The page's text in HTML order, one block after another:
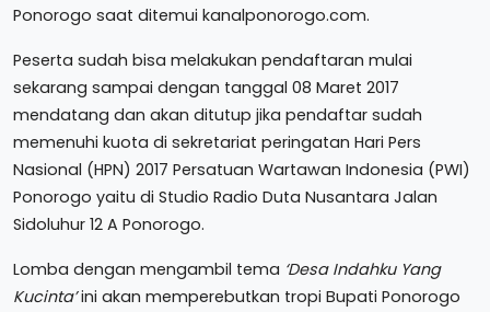
Ponorogo saat ditemui kanalponorogo.com.
Peserta sudah bisa melakukan pendaftaran mulai
sekarang sampai dengan tanggal 08 Maret 2017
mendatang dan akan ditutup jika pendaftar sudah
memenuhi kuota di sekretariat peringatan Hari Pers
Nasional (HPN) 2017 Persatuan Wartawan Indonesia (PWI)
Ponorogo yaitu di Studio Radio Duta Nusantara Jalan
Sidoluhur 12 A Ponorogo.
Lomba dengan mengambil tema ‘Desa Indahku Yang
Kucinta’ini akan memperebutkan tropi Bupati Ponorogo